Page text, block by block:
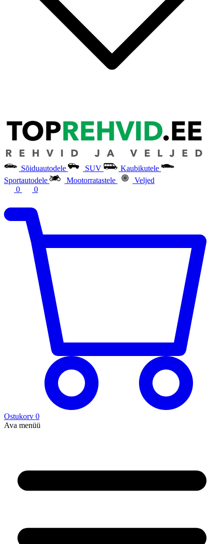
Sõiduautodele SUV
Kaubikutele
Sportautodele
Mootorratastele
Veljed
0
0
Ostukorv 0
Ava menüü